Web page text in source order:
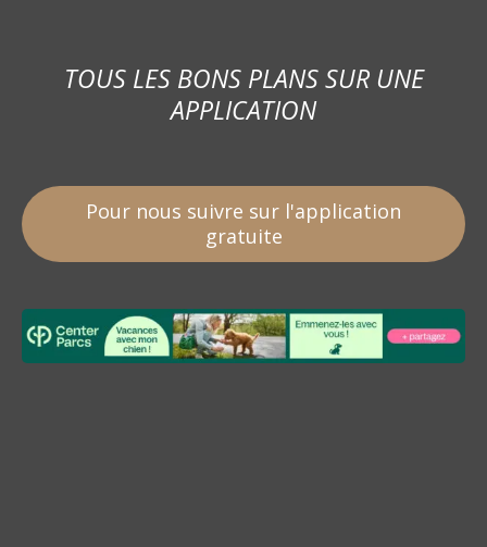
TOUS LES BONS PLANS SUR UNE
APPLICATION
Pour nous suivre sur l'application
gratuite